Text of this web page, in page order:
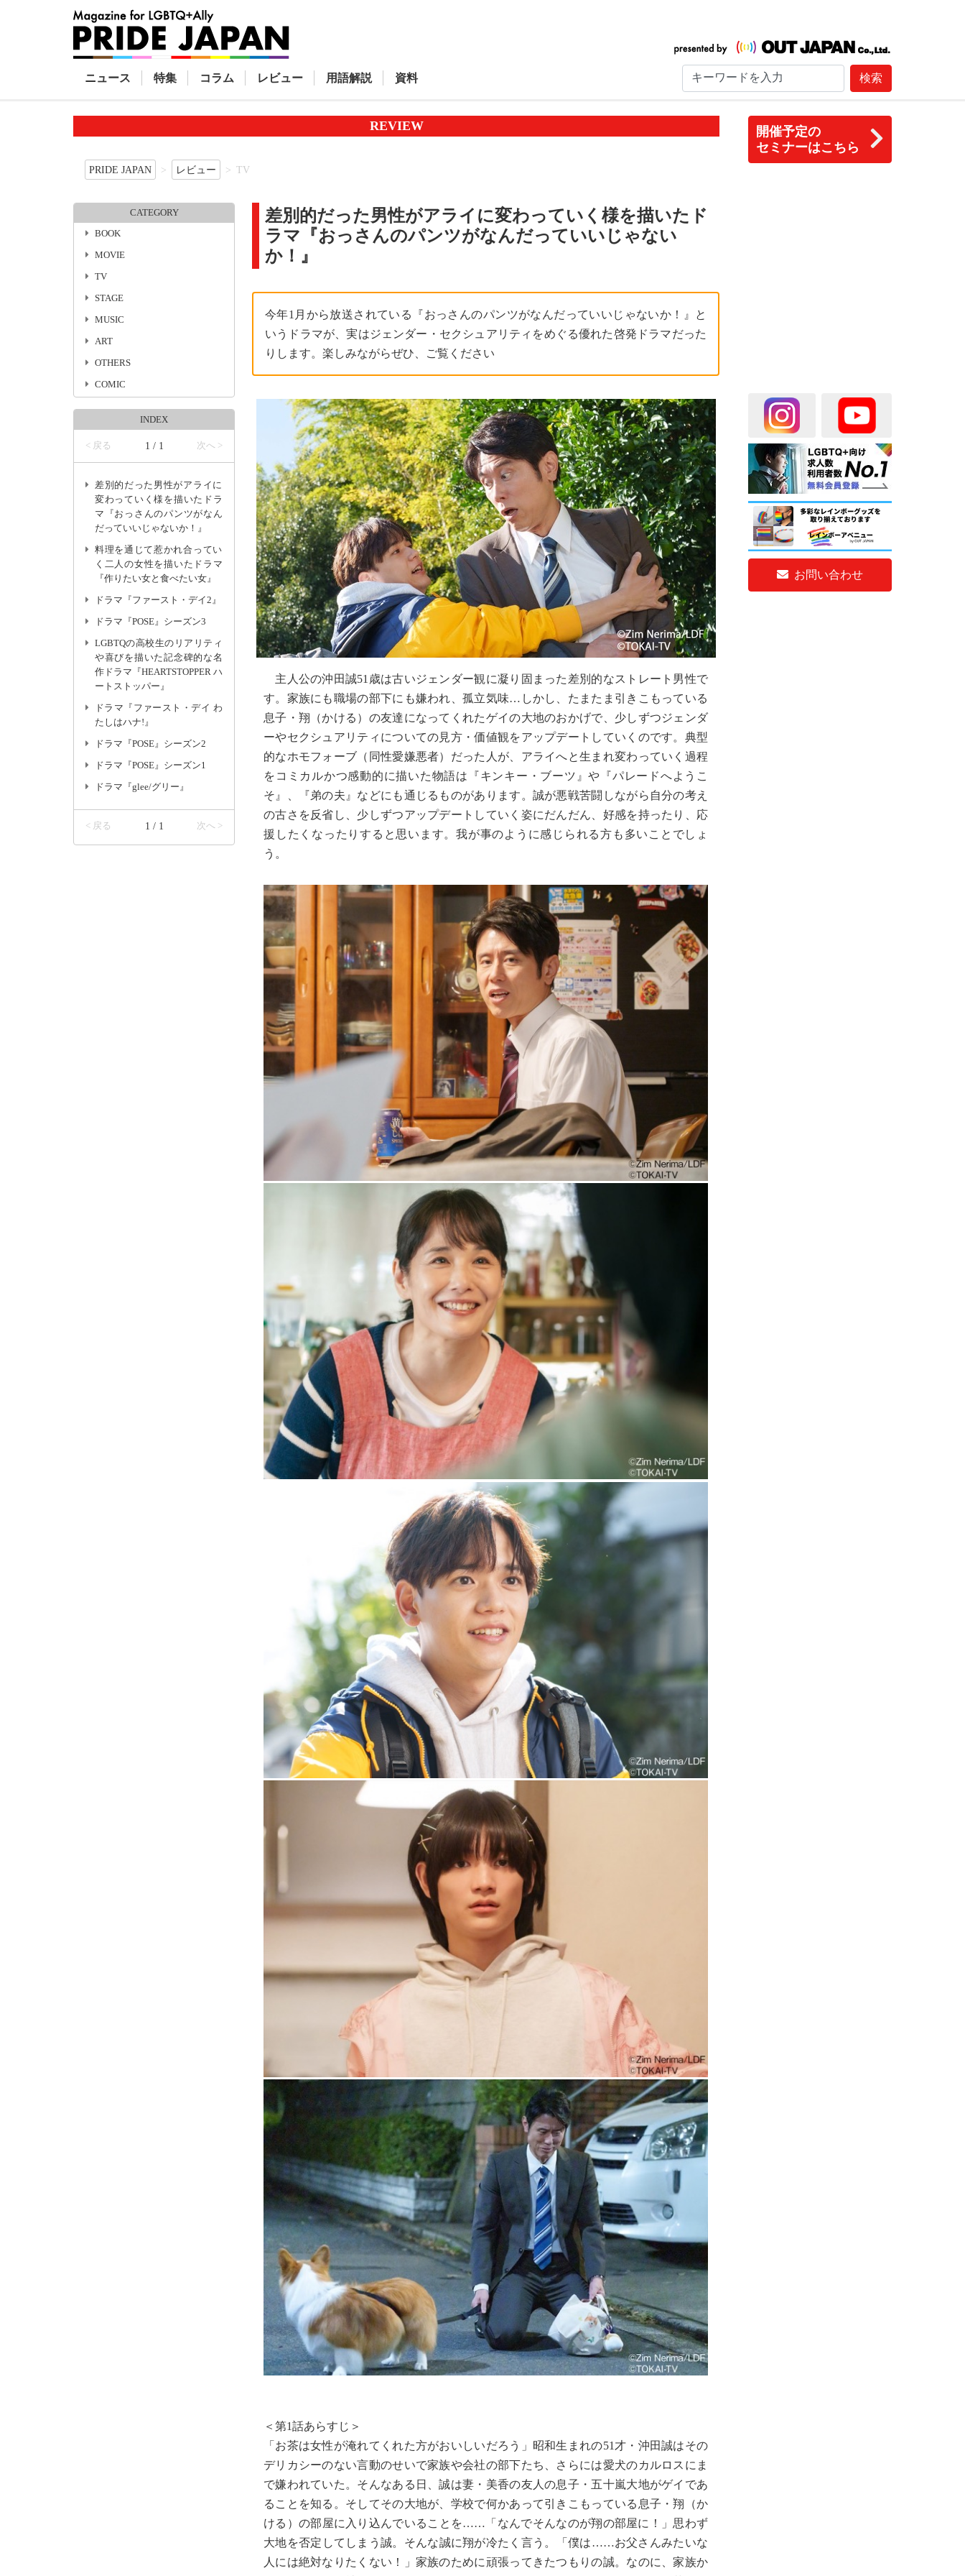
ニュース 特集 コラム レビュー 用語解説 資料 検索
開催予定の
セミナーはこちら
お問い合わせ
REVIEW
PRIDE JAPAN レビュー TV
差別的だった男性がアライに変わっていく様を描いたド
ラマ『おっさんのパンツがなんだっていいじゃない
か！』
今年1月から放送されている『おっさんのパンツがなんだっていいじゃないか！』と
いうドラマが、実はジェンダー・セクシュアリティをめぐる優れた啓発ドラマだった
りします。楽しみながらぜひ、ご覧ください
主人公の沖田誠51歳は古いジェンダー観に凝り固まった差別的なストレート男性で
す。家族にも職場の部下にも嫌われ、孤立気味…しかし、たまたま引きこもっている
息子・翔（かける）の友達になってくれたゲイの大地のおかげで、少しずつジェンダ
ーやセクシュアリティについての見方・価値観をアップデートしていくのです。典型
的なホモフォーブ（同性愛嫌悪者）だった人が、アライへと生まれ変わっていく過程
をコミカルかつ感動的に描いた物語は『キンキー・ブーツ』や『パレードへようこ
そ』、『弟の夫』などにも通じるものがあります。誠が悪戦苦闘しながら自分の考え
の古さを反省し、少しずつアップデートしていく姿にだんだん、好感を持ったり、応
援したくなったりすると思います。我が事のように感じられる方も多いことでしょ
う。
＜第1話あらすじ＞
「お茶は女性が淹れてくれた方がおいしいだろう」昭和生まれの51才・沖田誠はその
デリカシーのない言動のせいで家族や会社の部下たち、さらには愛犬のカルロスにま
で嫌われていた。そんなある日、誠は妻・美香の友人の息子・五十嵐大地がゲイであ
ることを知る。そしてその大地が、学校で何かあって引きこもっている息子・翔（か
ける）の部屋に入り込んでいることを……「なんでそんなのが翔の部屋に！」思わず
大地を否定してしまう誠。そんな誠に翔が冷たく言う。「僕は……お父さんみたいな
人には絶対なりたくない！」家族のために頑張ってきたつもりの誠。なのに、家族か
CATEGORY
BOOK
MOVIE
TV
STAGE
MUSIC
ART
OTHERS
COMIC
INDEX
< 戻る 1 / 1 次へ >
差別的だった男性がアライに
変わっていく様を描いたドラ
マ『おっさんのパンツがなん
だっていいじゃないか！』
料理を通じて惹かれ合ってい
く二人の女性を描いたドラマ
『作りたい女と食べたい女』
ドラマ『ファースト・デイ2』
ドラマ『POSE』シーズン3
LGBTQの高校生のリアリティ
や喜びを描いた記念碑的な名
作ドラマ『HEARTSTOPPER ハ
ートストッパー』
ドラマ『ファースト・デイ わ
たしはハナ!』
ドラマ『POSE』シーズン2
ドラマ『POSE』シーズン1
ドラマ『glee/グリー』
< 戻る 1 / 1 次へ >